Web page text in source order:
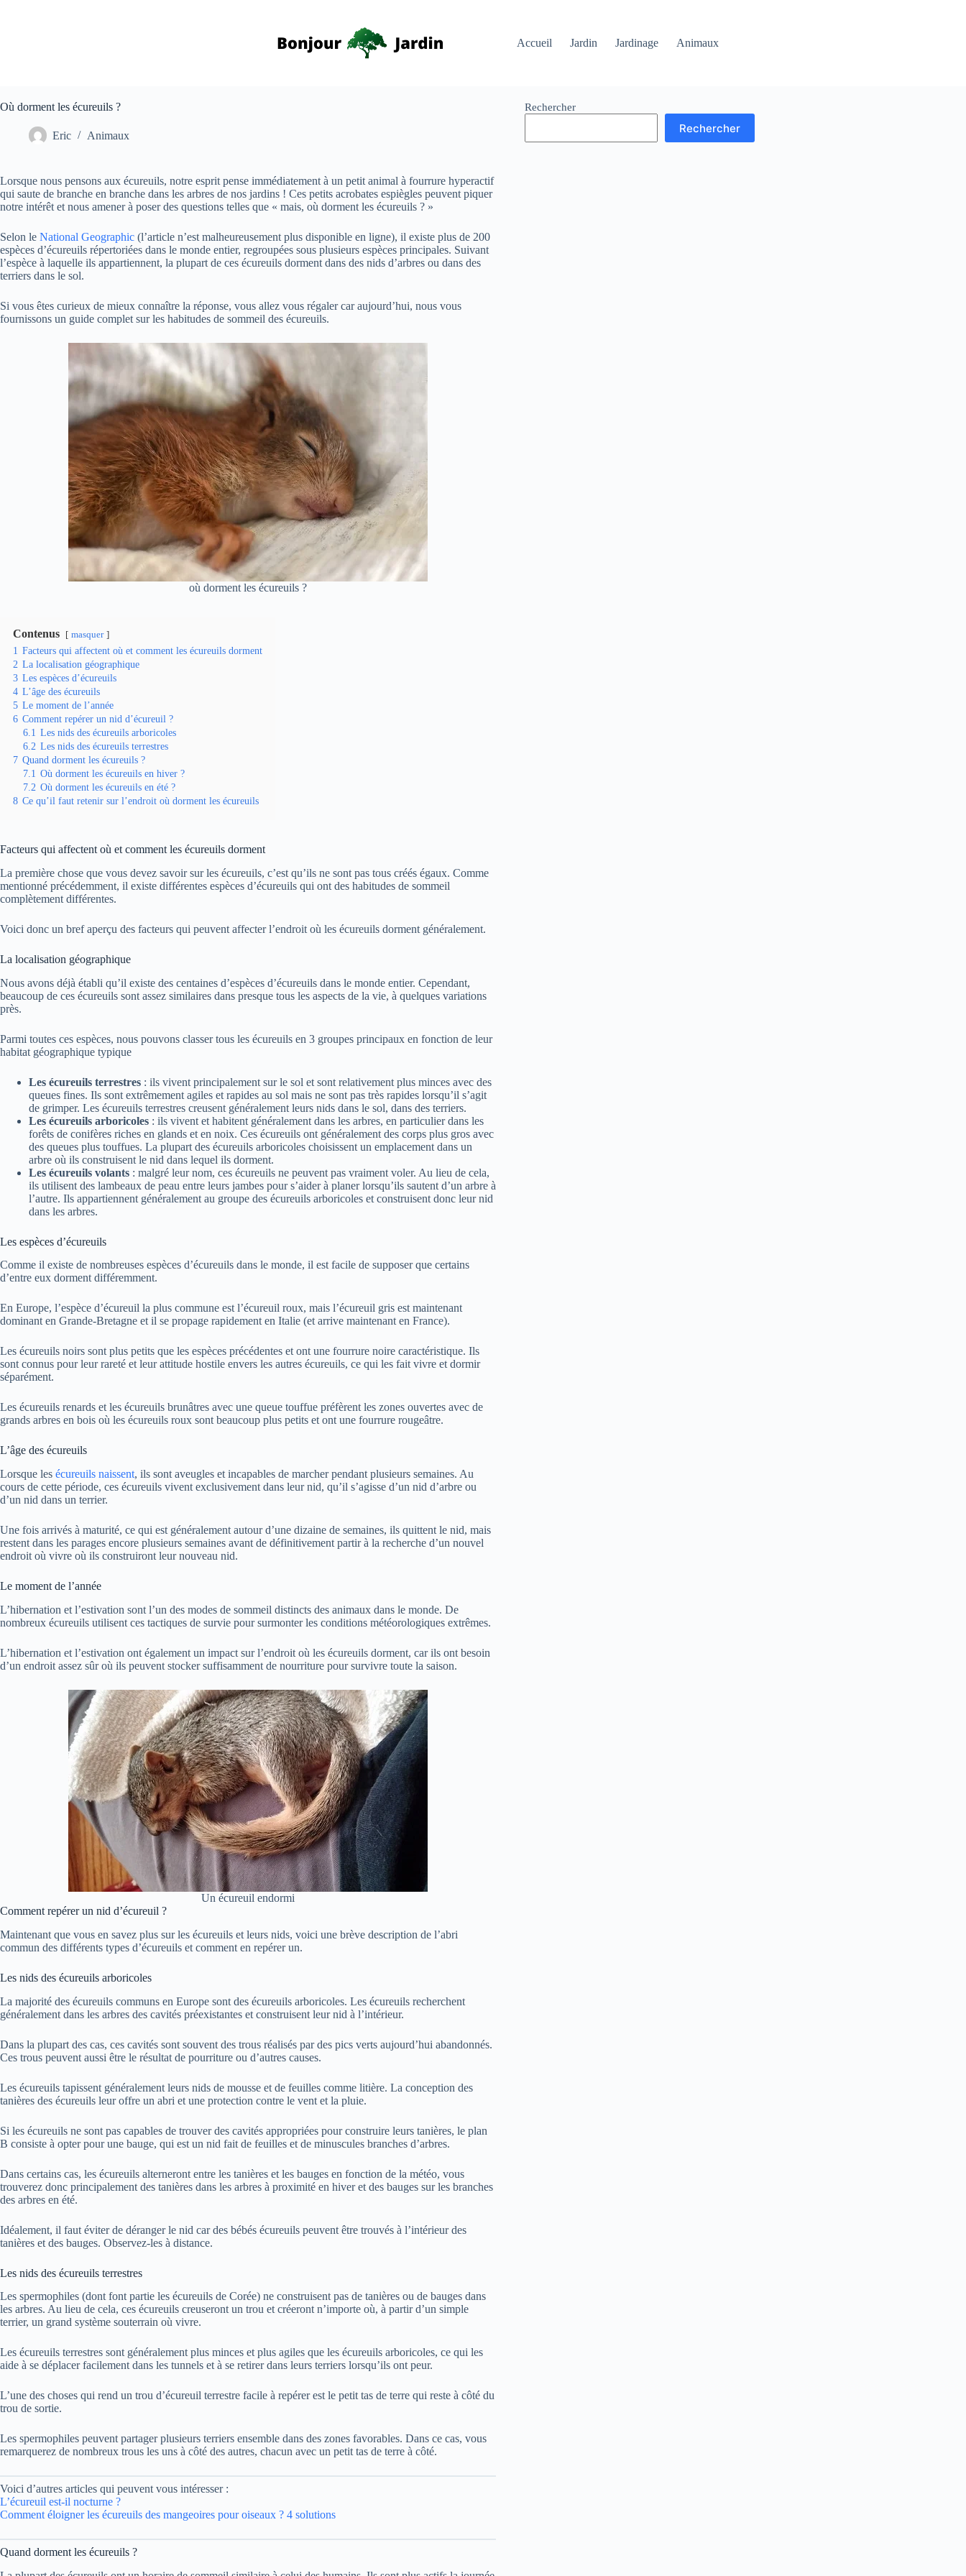
Accueil
Jardin Jardinage Animaux
Où dorment les écureuils ?
Eric Animaux
Lorsque nous pensons aux écureuils, notre esprit pense immédiatement à un petit animal à fourrure hyperactif
qui saute de branche en branche dans les arbres de nos jardins ! Ces petits acrobates espiègles peuvent piquer
notre intérêt et nous amener à poser des questions telles que « mais, où dorment les écureuils ? »
Selon le National Geographic (l’article n’est malheureusement plus disponible en ligne), il existe plus de 200
espèces d’écureuils répertoriées dans le monde entier, regroupées sous plusieurs espèces principales. Suivant
l’espèce à laquelle ils appartiennent, la plupart de ces écureuils dorment dans des nids d’arbres ou dans des
terriers dans le sol.
Si vous êtes curieux de mieux connaître la réponse, vous allez vous régaler car aujourd’hui, nous vous
fournissons un guide complet sur les habitudes de sommeil des écureuils.
où dorment les écureuils ?
Contenus masquer
1 Facteurs qui affectent où et comment les écureuils dorment
2 La localisation géographique
3 Les espèces d’écureuils
4 L’âge des écureuils
5 Le moment de l’année
6 Comment repérer un nid d’écureuil ?
6.1 Les nids des écureuils arboricoles
6.2 Les nids des écureuils terrestres
7 Quand dorment les écureuils ?
7.1 Où dorment les écureuils en hiver ?
7.2 Où dorment les écureuils en été ?
8 Ce qu’il faut retenir sur l’endroit où dorment les écureuils
Facteurs qui affectent où et comment les écureuils dorment
La première chose que vous devez savoir sur les écureuils, c’est qu’ils ne sont pas tous créés égaux. Comme
mentionné précédemment, il existe différentes espèces d’écureuils qui ont des habitudes de sommeil
complètement différentes.
Voici donc un bref aperçu des facteurs qui peuvent affecter l’endroit où les écureuils dorment généralement.
La localisation géographique
Nous avons déjà établi qu’il existe des centaines d’espèces d’écureuils dans le monde entier. Cependant,
beaucoup de ces écureuils sont assez similaires dans presque tous les aspects de la vie, à quelques variations
près.
Parmi toutes ces espèces, nous pouvons classer tous les écureuils en 3 groupes principaux en fonction de leur
habitat géographique typique
Les écureuils terrestres : ils vivent principalement sur le sol et sont relativement plus minces avec des
queues fines. Ils sont extrêmement agiles et rapides au sol mais ne sont pas très rapides lorsqu’il s’agit
de grimper. Les écureuils terrestres creusent généralement leurs nids dans le sol, dans des terriers.
Les écureuils arboricoles : ils vivent et habitent généralement dans les arbres, en particulier dans les
forêts de conifères riches en glands et en noix. Ces écureuils ont généralement des corps plus gros avec
des queues plus touffues. La plupart des écureuils arboricoles choisissent un emplacement dans un
arbre où ils construisent le nid dans lequel ils dorment.
Les écureuils volants : malgré leur nom, ces écureuils ne peuvent pas vraiment voler. Au lieu de cela,
ils utilisent des lambeaux de peau entre leurs jambes pour s’aider à planer lorsqu’ils sautent d’un arbre à
l’autre. Ils appartiennent généralement au groupe des écureuils arboricoles et construisent donc leur nid
dans les arbres.
Les espèces d’écureuils
Comme il existe de nombreuses espèces d’écureuils dans le monde, il est facile de supposer que certains
d’entre eux dorment différemment.
En Europe, l’espèce d’écureuil la plus commune est l’écureuil roux, mais l’écureuil gris est maintenant
dominant en Grande-Bretagne et il se propage rapidement en Italie (et arrive maintenant en France).
Les écureuils noirs sont plus petits que les espèces précédentes et ont une fourrure noire caractéristique. Ils
sont connus pour leur rareté et leur attitude hostile envers les autres écureuils, ce qui les fait vivre et dormir
séparément.
Les écureuils renards et les écureuils brunâtres avec une queue touffue préfèrent les zones ouvertes avec de
grands arbres en bois où les écureuils roux sont beaucoup plus petits et ont une fourrure rougeâtre.
L’âge des écureuils
Lorsque les écureuils naissent, ils sont aveugles et incapables de marcher pendant plusieurs semaines. Au
cours de cette période, ces écureuils vivent exclusivement dans leur nid, qu’il s’agisse d’un nid d’arbre ou
d’un nid dans un terrier.
Une fois arrivés à maturité, ce qui est généralement autour d’une dizaine de semaines, ils quittent le nid, mais
restent dans les parages encore plusieurs semaines avant de définitivement partir à la recherche d’un nouvel
endroit où vivre où ils construiront leur nouveau nid.
Le moment de l’année
L’hibernation et l’estivation sont l’un des modes de sommeil distincts des animaux dans le monde. De
nombreux écureuils utilisent ces tactiques de survie pour surmonter les conditions météorologiques extrêmes.
L’hibernation et l’estivation ont également un impact sur l’endroit où les écureuils dorment, car ils ont besoin
d’un endroit assez sûr où ils peuvent stocker suffisamment de nourriture pour survivre toute la saison.
Un écureuil endormi
Comment repérer un nid d’écureuil ?
Maintenant que vous en savez plus sur les écureuils et leurs nids, voici une brève description de l’abri
commun des différents types d’écureuils et comment en repérer un.
Les nids des écureuils arboricoles
La majorité des écureuils communs en Europe sont des écureuils arboricoles. Les écureuils recherchent
généralement dans les arbres des cavités préexistantes et construisent leur nid à l’intérieur.
Dans la plupart des cas, ces cavités sont souvent des trous réalisés par des pics verts aujourd’hui abandonnés.
Ces trous peuvent aussi être le résultat de pourriture ou d’autres causes.
Les écureuils tapissent généralement leurs nids de mousse et de feuilles comme litière. La conception des
tanières des écureuils leur offre un abri et une protection contre le vent et la pluie.
Si les écureuils ne sont pas capables de trouver des cavités appropriées pour construire leurs tanières, le plan
B consiste à opter pour une bauge, qui est un nid fait de feuilles et de minuscules branches d’arbres.
Dans certains cas, les écureuils alterneront entre les tanières et les bauges en fonction de la météo, vous
trouverez donc principalement des tanières dans les arbres à proximité en hiver et des bauges sur les branches
des arbres en été.
Idéalement, il faut éviter de déranger le nid car des bébés écureuils peuvent être trouvés à l’intérieur des
tanières et des bauges. Observez-les à distance.
Les nids des écureuils terrestres
Les spermophiles (dont font partie les écureuils de Corée) ne construisent pas de tanières ou de bauges dans
les arbres. Au lieu de cela, ces écureuils creuseront un trou et créeront n’importe où, à partir d’un simple
terrier, un grand système souterrain où vivre.
Les écureuils terrestres sont généralement plus minces et plus agiles que les écureuils arboricoles, ce qui les
aide à se déplacer facilement dans les tunnels et à se retirer dans leurs terriers lorsqu’ils ont peur.
L’une des choses qui rend un trou d’écureuil terrestre facile à repérer est le petit tas de terre qui reste à côté du
trou de sortie.
Les spermophiles peuvent partager plusieurs terriers ensemble dans des zones favorables. Dans ce cas, vous
remarquerez de nombreux trous les uns à côté des autres, chacun avec un petit tas de terre à côté.
Voici d’autres articles qui peuvent vous intéresser :
L’écureuil est-il nocturne ?
Comment éloigner les écureuils des mangeoires pour oiseaux ? 4 solutions
Quand dorment les écureuils ?
Rechercher
Rechercher